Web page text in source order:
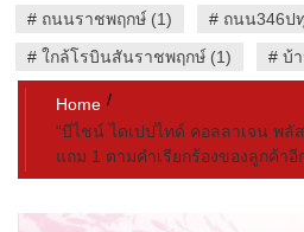
# ถนนราชพฤกษ์ (1) # ถนน346ป
# ใกล้โรบินสันราชพฤกษ์ (1) # บ้
Home
“บีไชน์ ไดเปปไทด์ คอลลาเจน พลั
แถม 1 ตามคำเรียกร้องของลูกค้าอี